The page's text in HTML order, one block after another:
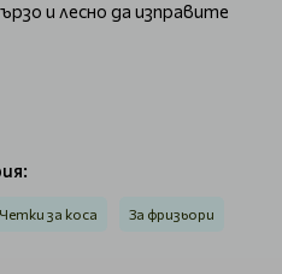
и лесно да изправите
Четки за коса За фризьори